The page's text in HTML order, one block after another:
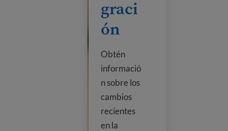
graci
ón
Obtén
informació
n sobre los
cambios
recientes
en la